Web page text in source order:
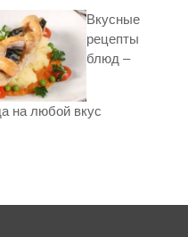
Вкусные
рецепты
блюд –
на любой вкус